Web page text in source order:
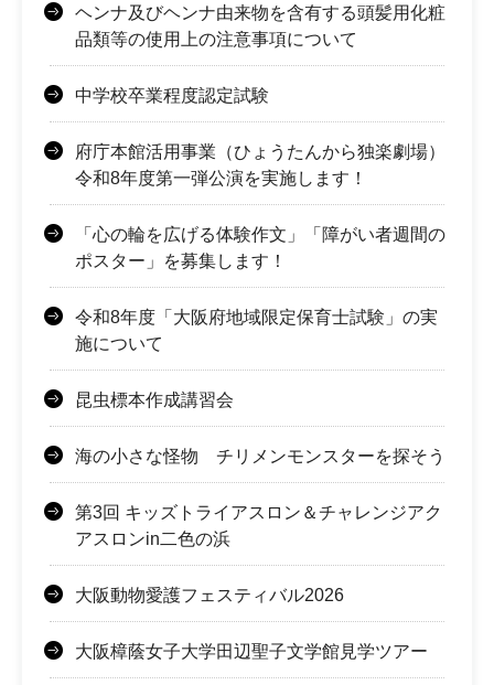
ヘンナ及びヘンナ由来物を含有する頭髪用化粧
品類等の使用上の注意事項について
中学校卒業程度認定試験
府庁本館活用事業（ひょうたんから独楽劇場）
令和8年度第一弾公演を実施します！
「心の輪を広げる体験作文」「障がい者週間の
ポスター」を募集します！
令和8年度「大阪府地域限定保育士試験」の実
施について
昆虫標本作成講習会
海の小さな怪物 チリメンモンスターを探そう
第3回 キッズトライアスロン＆チャレンジアク
アスロンin二色の浜
大阪動物愛護フェスティバル2026
大阪樟蔭女子大学田辺聖子文学館見学ツアー